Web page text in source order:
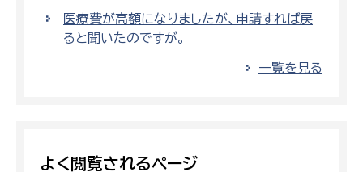
医療費が高額になりましたが、申請すれば戻
ると聞いたのですが。
一覧を見る
よく閲覧されるページ